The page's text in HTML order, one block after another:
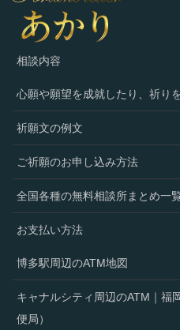
相談内容
心願や願望を成就したり、祈り
祈願文の例文
ご祈願のお申し込み方法
全国各種の無料相談所まとめ一
お支払い方法
博多駅周辺のATM地図
キャナルシティ周辺のATM｜福
便局）